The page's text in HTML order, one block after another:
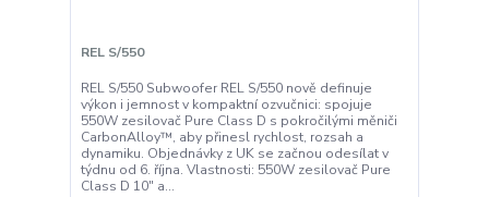
REL S/550
REL S/550 Subwoofer REL S/550 nově definuje
výkon i jemnost v kompaktní ozvučnici: spojuje
550W zesilovač Pure Class D s pokročilými měniči
CarbonAlloy™, aby přinesl rychlost, rozsah a
dynamiku. Objednávky z UK se začnou odesílat v
týdnu od 6. října. Vlastnosti: 550W zesilovač Pure
Class D 10″ a...